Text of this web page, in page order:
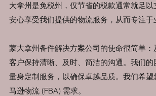
大拿州是免税州，仅节省的税款通常就足
安心享受我们提供的物流服务，从而专注于
蒙大拿州备件解决方案公司的使命很简单
客户保持清晰、及时、简洁的沟通。我们
量身定制服务，以确保卓越品质。我们希
马逊物流 (FBA) 需求。